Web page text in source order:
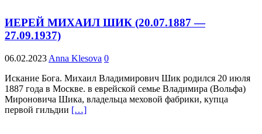
ИЕРЕЙ МИХАИЛ ШИК (20.07.1887 —
27.09.1937)
06.02.2023 Anna Klesova 0
Искание Бога. Михаил Владимирович Шик родился 20 июля
1887 года в Москве. в еврейской семье Владимира (Вольфа)
Мироновича Шика, владельца меховой фабрики, купца
первой гильдии […]